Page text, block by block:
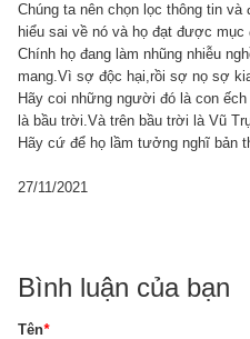
Chúng ta nên chọn lọc thông tin
hiểu sai về nó và họ đạt được
Chính họ đang làm nhũng nhiễu
mang.Vì sợ độc hại,rồi sợ nọ sợ
Hãy coi những người đó là con
là bầu trời.Và trên bầu trời là Vũ
Hãy cứ để họ lầm tưởng nghĩ bản
27/11/2021
Bình luận của bạn
Tên*